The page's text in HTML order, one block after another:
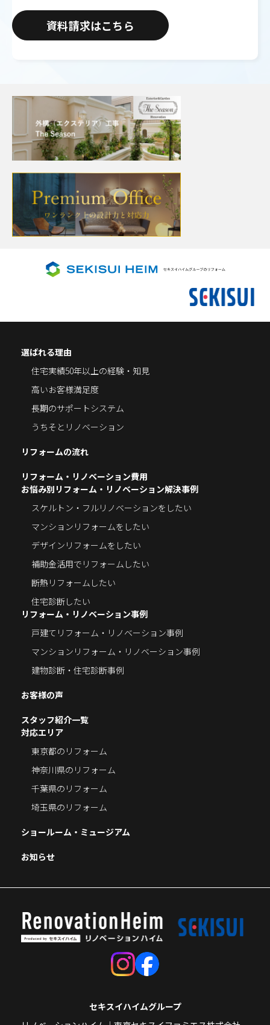
資料請求はこちら
選ばれる理由
住宅実績50年以上の経験・知見
高いお客様満足度
長期のサポートシステム
うちそとリノベーション
リフォームの流れ
リフォーム・リノベーション費用
お悩み別リフォーム・リノベーション解決事例
スケルトン・フルリノベーションをしたい
マンションリフォームをしたい
デザインリフォームをしたい
補助金活用でリフォームしたい
断熱リフォームしたい
住宅診断したい
リフォーム・リノベーション事例
戸建てリフォーム・リノベーション事例
マンションリフォーム・リノベーション事例
建物診断・住宅診断事例
お客様の声
スタッフ紹介一覧
対応エリア
東京都のリフォーム
神奈川県のリフォーム
千葉県のリフォーム
埼玉県のリフォーム
ショールーム・ミュージアム
お知らせ
セキスイハイムグループ